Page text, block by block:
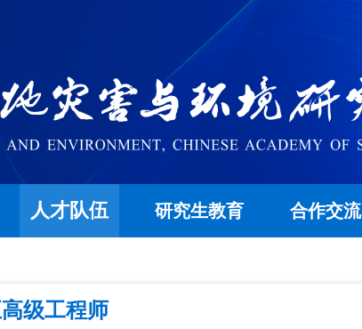
人才队伍 研究生教育 合作交流
级工程师